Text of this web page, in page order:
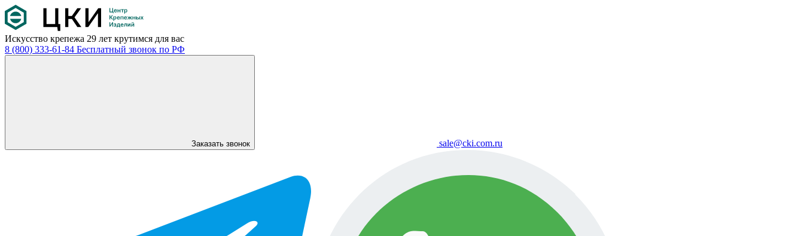
Искусство крепежа 29 лет крутимся для вас
8 (800) 333-61-84 Бесплатный звонок по РФ
Заказать звонок sale@cki.com.ru